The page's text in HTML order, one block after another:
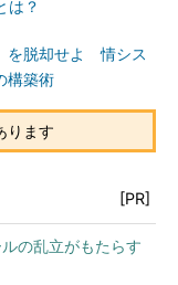
は？
を脱却せよ 情シス
構築術
ります
[PR]
の乱立がもたらす